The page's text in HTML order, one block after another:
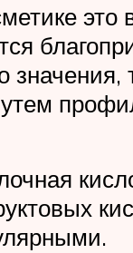
это
значения,